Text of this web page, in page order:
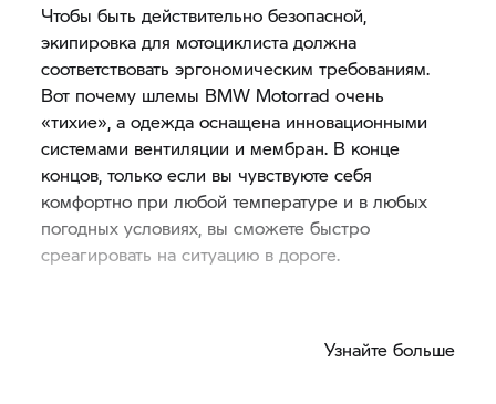
Чтобы быть действительно безопасной,
экипировка для мотоциклиста должна
соответствовать эргономическим требованиям.
Вот почему шлемы BMW Motorrad очень
«тихие», а одежда оснащена инновационными
системами вентиляции и мембран. В конце
концов, только если вы чувствуюте себя
комфортно при любой температуре и в любых
погодных условиях, вы сможете быстро
среагировать на ситуацию в дороге.
Узнайте больше